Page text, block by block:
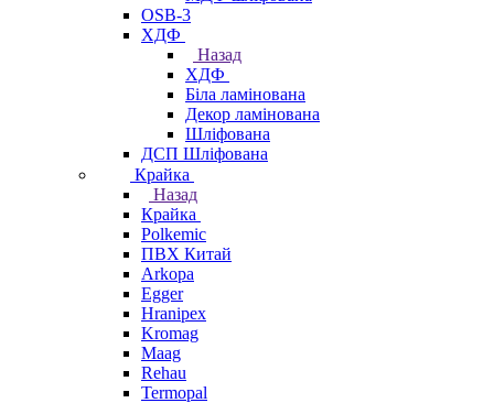
OSB-3
ХДФ
Назад
ХДФ
Біла ламінована
Декор ламінована
Шліфована
ДСП Шліфована
Крайка
Назад
Крайка
Polkemic
ПВХ Китай
Arkopa
Egger
Hranipex
Kromag
Maag
Rehau
Termopal